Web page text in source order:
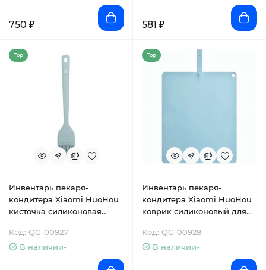
750 ₽ 581 ₽
Top
Инвентарь пекаря-
кондитера Xiaomi HuoHou
кисточка силиконовая
Код: QG-00927
В наличии-
Top
Инвентарь пекаря-
кондитера Xiaomi HuoHou
коврик силиконовый для
Код: QG-00928
В наличии-